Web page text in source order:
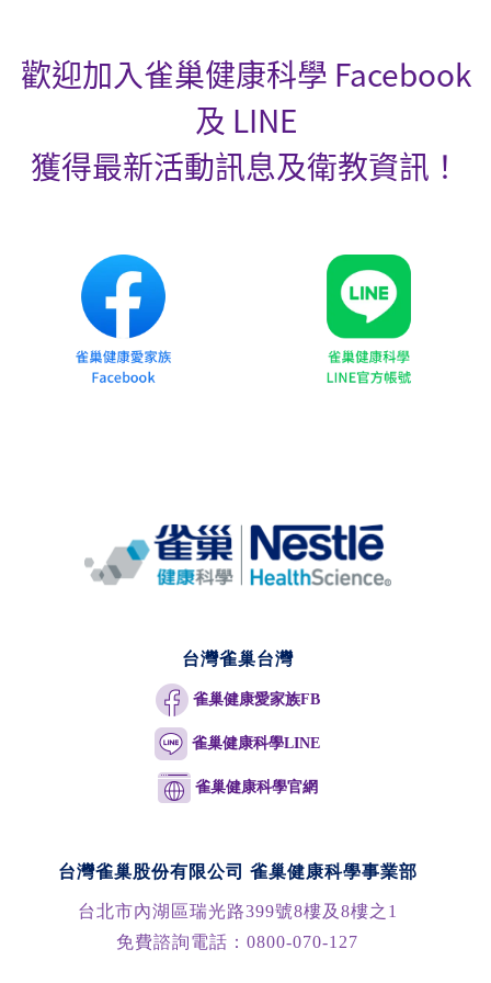
歡迎加入雀巢健康科學 Facebook
及 LINE
獲得最新活動訊息及衛教資訊！
台灣雀巢台灣
雀巢健康愛家族FB
雀巢健康科學LINE
雀巢健康科學官網
台灣雀巢股份有限公司 雀巢健康科學事業部
台北市內湖區瑞光路399號8樓及8樓之1
免費諮詢電話： 0800-070-127